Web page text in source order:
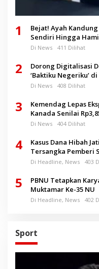
1
Bejat! Ayah
Sendiri Hingga
Di News 411 Dilihat
2
Dorong Digitalisasi
‘Baktiku Negeriku’
Di News 408 Dilihat
3
Kemendag Lepas
Kanada Senilai
Di News 404 Dilihat
4
Kasus Dana Hibah
Tersangka Pemberi
Di Headline, News 403
5
PBNU Tetapkan
Muktamar Ke-35 NU
Di Headline, News 402
Sport